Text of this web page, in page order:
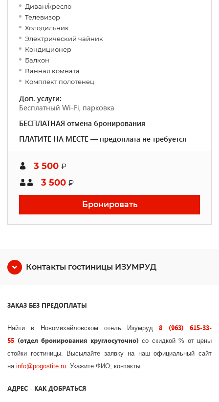
Диван/кресло
Телевизор
Холодильник
Электрический чайник
Кондиционер
Балкон
Ванная комната
Комплект полотенец
Доп. услуги:
Бесплатный Wi-Fi, парковка
БЕСПЛАТНАЯ отмена бронирования
ПЛАТИТЕ НА МЕСТЕ — предоплата не требуется
3 500 ₽
3 500 ₽
Бронировать
Контакты гостиницы ИЗУМРУД
ЗАКАЗ БЕЗ ПРЕДОПЛАТЫ
Найти в Новомихайловском отель Изумруд8 (963) 615-33-
55 (отдел бронирования круглосуточно) со скидкой % от цены
стойки гостиницы. Высылайте заявку на наш официальный сайт
на info@pogostite.ru. Укажите ФИО, контакты.
АДРЕС - КАК ДОБРАТЬСЯ